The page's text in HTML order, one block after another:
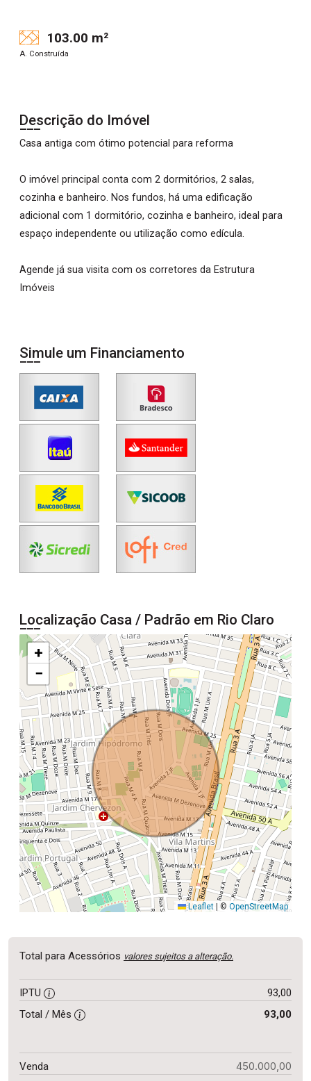
103.00 m²
A. Construída
Descrição do Imóvel
Casa antiga com ótimo potencial para reforma
O imóvel principal conta com 2 dormitórios, 2 salas,
cozinha e banheiro. Nos fundos, há uma edificação
adicional com 1 dormitório, cozinha e banheiro, ideal para
espaço independente ou utilização como edícula.
Agende já sua visita com os corretores da Estrutura
Imóveis
Simule um Financiamento
Localização Casa / Padrão em Rio Claro
+
−
Leaflet © OpenStreetMap
Total para Acessórios valores sujeitos a alteração.
IPTU
93,00
Total / Mês
93,00
Venda 450.000,00